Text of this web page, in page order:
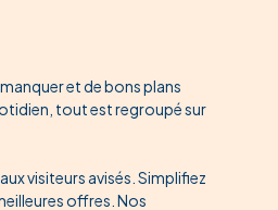
et de bons plans
tout est regroupé sur
visiteurs avisés. Simplifiez
offres. Nos